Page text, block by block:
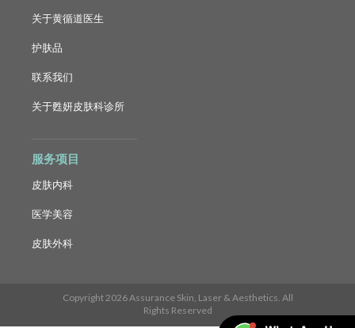
关于黄循道医生
护肤品
联系我们
关于甦妍皮肤科诊所
服务项目
皮肤内科
医学美容
皮肤外科
Copyright 2026 Assurance Skin, Laser & Aesthetics. All
Rights Reserved